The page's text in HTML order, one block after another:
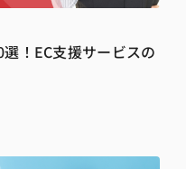
！EC支援サービスの